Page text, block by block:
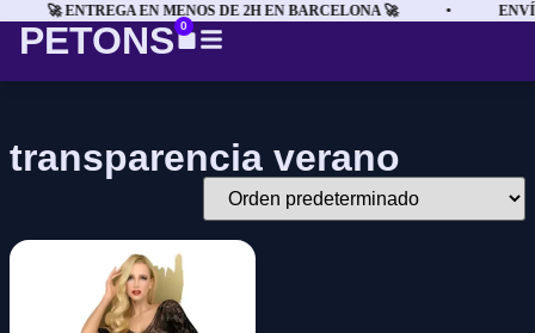
🚀 ENTREGA EN MENOS DE 2H EN BARCELONA 🚀 •
PETONS 0
transparencia verano